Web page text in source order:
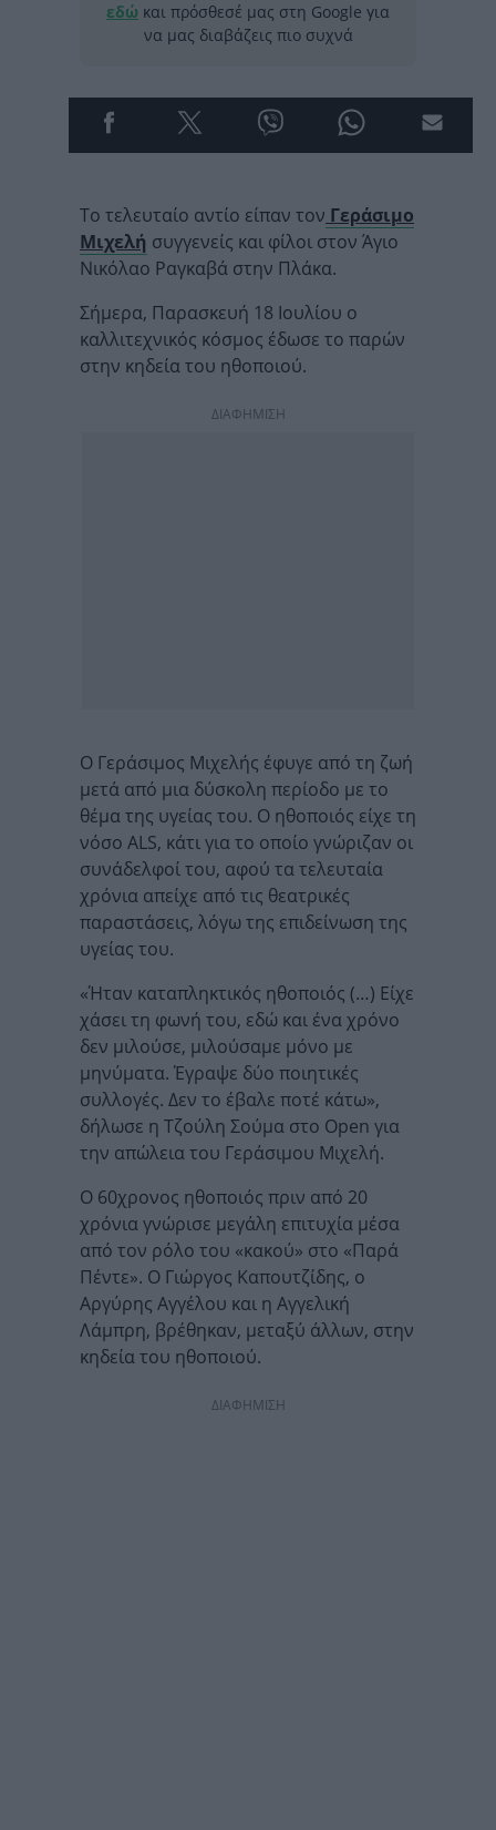
εδώ και πρόσθεσέ μας στη Google για
να μας διαβάζεις πιο συχνά
Το τελευταίο αντίο είπαν τον Γεράσιμο
Μιχελή συγγενείς και φίλοι στον Άγιο
Νικόλαο Ραγκαβά στην Πλάκα.
Σήμερα, Παρασκευή 18 Ιουλίου ο
καλλιτεχνικός κόσμος έδωσε το παρών
στην κηδεία του ηθοποιού.
ΔΙΑΦΗΜΙΣΗ
Ο Γεράσιμος Μιχελής έφυγε από τη ζωή
μετά από μια δύσκολη περίοδο με το
θέμα της υγείας του. Ο ηθοποιός είχε τη
νόσο ALS, κάτι για το οποίο γνώριζαν οι
συνάδελφοί του, αφού τα τελευταία
χρόνια απείχε από τις θεατρικές
παραστάσεις, λόγω της επιδείνωση της
υγείας του.
«Ήταν καταπληκτικός ηθοποιός (…) Είχε
χάσει τη φωνή του, εδώ και ένα χρόνο
δεν μιλούσε, μιλούσαμε μόνο με
μηνύματα. Έγραψε δύο ποιητικές
συλλογές. Δεν το έβαλε ποτέ κάτω»,
δήλωσε η Τζούλη Σούμα στο Open για
την απώλεια του Γεράσιμου Μιχελή.
Ο 60χρονος ηθοποιός πριν από 20
χρόνια γνώρισε μεγάλη επιτυχία μέσα
από τον ρόλο του «κακού» στο «Παρά
Πέντε». Ο Γιώργος Καπουτζίδης, ο
Αργύρης Αγγέλου και η Αγγελική
Λάμπρη, βρέθηκαν, μεταξύ άλλων, στην
κηδεία του ηθοποιού.
ΔΙΑΦΗΜΙΣΗ